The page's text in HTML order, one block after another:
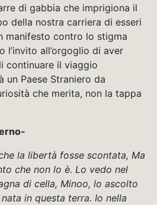
di gabbia che imprigiona il
della nostra carriera di esseri
manifesto contro lo stigma
l’invito all’orgoglio di aver
continuare il viaggio
un Paese Straniero da
che merita, non la tappa
la libertà fosse scontata, Ma
che non lo è. Lo vedo nel
di cella, Minoo, lo ascolto
in questa terra. Io nella